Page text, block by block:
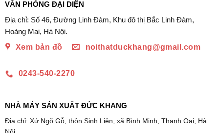
VĂN PHÒNG ĐẠI DIỆN
Địa chỉ: Số 46, Đường Linh Đàm, Khu đô thị Bắc Linh Đàm,
Hoàng Mai, Hà Nội.
Xem bản đồ
noithatduckhang@gmail.com
0243-540-2270
NHÀ MÁY SẢN XUẤT ĐỨC KHANG
Địa chỉ: Xứ Ngõ Gỗ, thôn Sinh Liên, xã Bình Minh, Thanh Oai, Hà